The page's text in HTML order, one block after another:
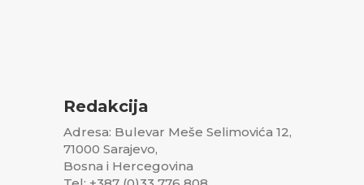
Redakcija
Adresa: Bulevar Meše Selimovića 12,
71000 Sarajevo,
Bosna i Hercegovina